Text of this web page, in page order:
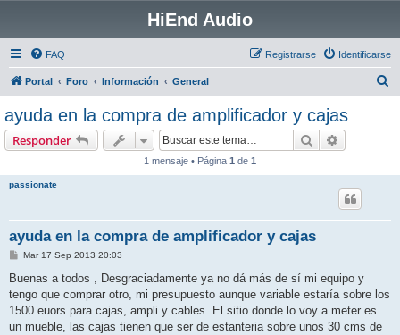
HiEnd Audio
FAQ Identificarse
Registrarse
Portal Foro Información General
ayuda en la compra de amplificador y cajas
Responder Buscar
1 mensaje • Página 1 de 1
passionate
ayuda en la compra de amplificador y cajas
M
n
a
j
Mar 17 Sep 2013 20:03
Buenas a todos , Desgraciadamente ya no dá más de sí mi equipo y
tengo que comprar otro, mi presupuesto aunque variable estaría sobre los
1500 euors para cajas, ampli y cables. El sitio donde lo voy a meter es
un mueble, las cajas tienen que ser de estanteria sobre unos 30 cms de